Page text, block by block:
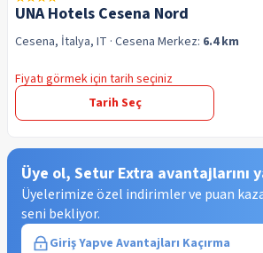
UNA Hotels Cesena Nord
Cesena, İtalya, IT · Cesena Merkez: 6.4 km
Fiyatı görmek için tarih seçiniz
Tarih Seç
Üye ol, Setur Extra avantajlarını
Üyelerimize özel indirimler ve puan
seni bekliyor.
Giriş Yapve Avantajları Kaçırma